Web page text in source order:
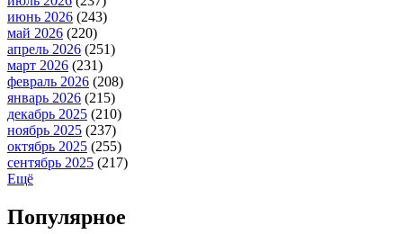
июнь 2026 (243)
май 2026 (220)
апрель 2026 (251)
март 2026 (231)
февраль 2026 (208)
январь 2026 (215)
декабрь 2025 (210)
ноябрь 2025 (237)
октябрь 2025 (255)
сентябрь 2025 (217)
Ещё
Популярное